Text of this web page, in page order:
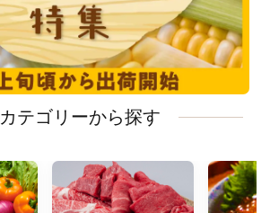
カテゴリーから探す